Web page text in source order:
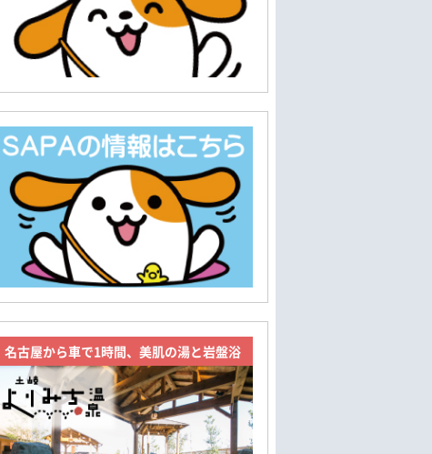
名古屋から車で1時間、美肌の湯と岩盤浴